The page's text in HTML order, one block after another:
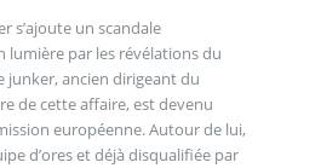
s’ajoute un scandale
lumière par les révélations du
junker, ancien dirigeant du
de cette affaire, est devenu
européenne. Autour de lui,
d’ores et déjà disqualifiée par